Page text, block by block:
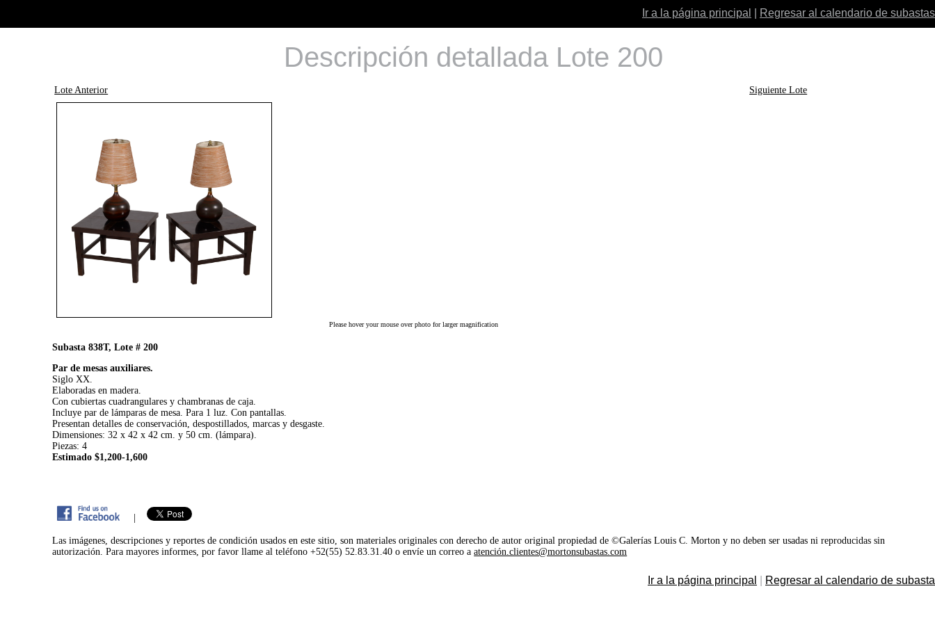
Ir a la página principal Regresar al calendario de subastas
Descripción detallada Lote 200
Lote Anterior Siguiente Lote
Please hover your mouse over photo for larger magnification
Subasta 838T, Lote # 200
Par de mesas auxiliares.
Siglo XX.
Elaboradas en madera.
Con cubiertas cuadrangulares y chambranas de caja.
Incluye par de lámparas de mesa. Para 1 luz. Con pantallas.
Presentan detalles de conservación, despostillados, marcas y desgaste.
Dimensiones: 32 x 42 x 42 cm. y 50 cm. (lámpara).
Piezas: 4
Estimado $1,200-1,600
|
Las imágenes, descripciones y reportes de condición usados en este sitio, son materiales originales con derecho de autor original propiedad de ©Galerías Louis C. Morton y no deben ser usadas ni reproducidas sin
autorización. Para mayores informes, por favor llame al teléfono +52(55) 52.83.31.40 o envíe un correo aatención.clientes@mortonsubastas.com
Ir a la página principal Regresar al calendario de